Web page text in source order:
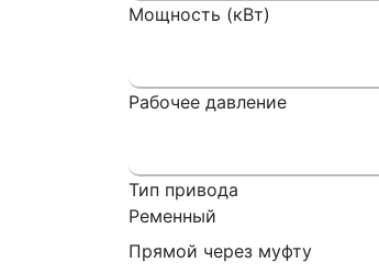
Мощность (кВт)
Рабочее давление
Тип привода
Ременный
Прямой через муфту